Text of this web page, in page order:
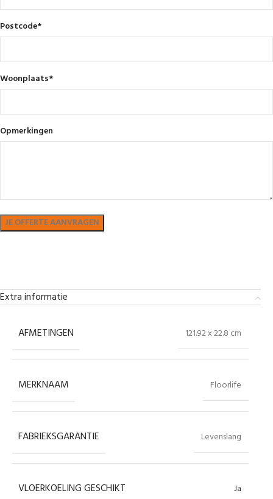
Postcode*
Woonplaats*
Opmerkingen
Extra informatie
AFMETINGEN 121.92 x 22.8 cm
MERKNAAM Floorlife
FABRIEKSGARANTIE Levenslang
VLOERKOELING GESCHIKT Ja